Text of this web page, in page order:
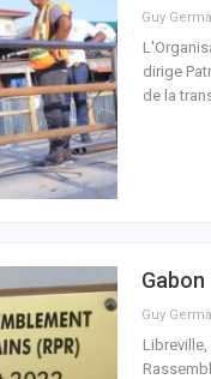
dirige
de la
Gabon